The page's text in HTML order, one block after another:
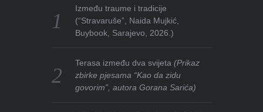
Između traume i tradicije
(“Stravaruše”, Naida Mujkić,
Buybook, Sarajevo, 2026.)
Terasa između dva svijeta(Prikaz
zbirke pjesama “Kao da zidu
govorim”, autora Gorana Sarića)